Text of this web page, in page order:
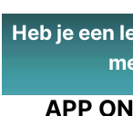
Heb je een
APP